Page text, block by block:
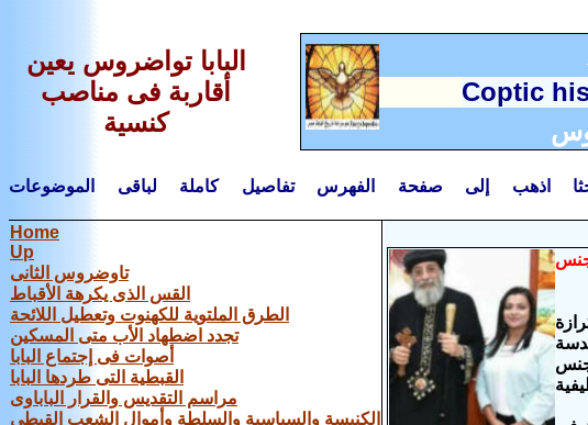
البابا تواضروس يعين
أقاربة فى مناصب
كنسية
Coptic
اذهب إلى صفحة الفهرس تفاصيل كاملة لباقى الموضوعات
Home
Up
تاوضروس الثانى
القس الذى يكرهة الأقباط
الطرق الملتوية للكهنوت وتعطيل اللائحة
تجدد اضطهاد الأب متى المسكين
أصوات فى إجتماع البابا
القبطية التى طردها البابا
مراسم التقديس والقرار الباباوى
الكنيسة والسياسية والسلطة وأموال الشعب القبطي
وظيفية